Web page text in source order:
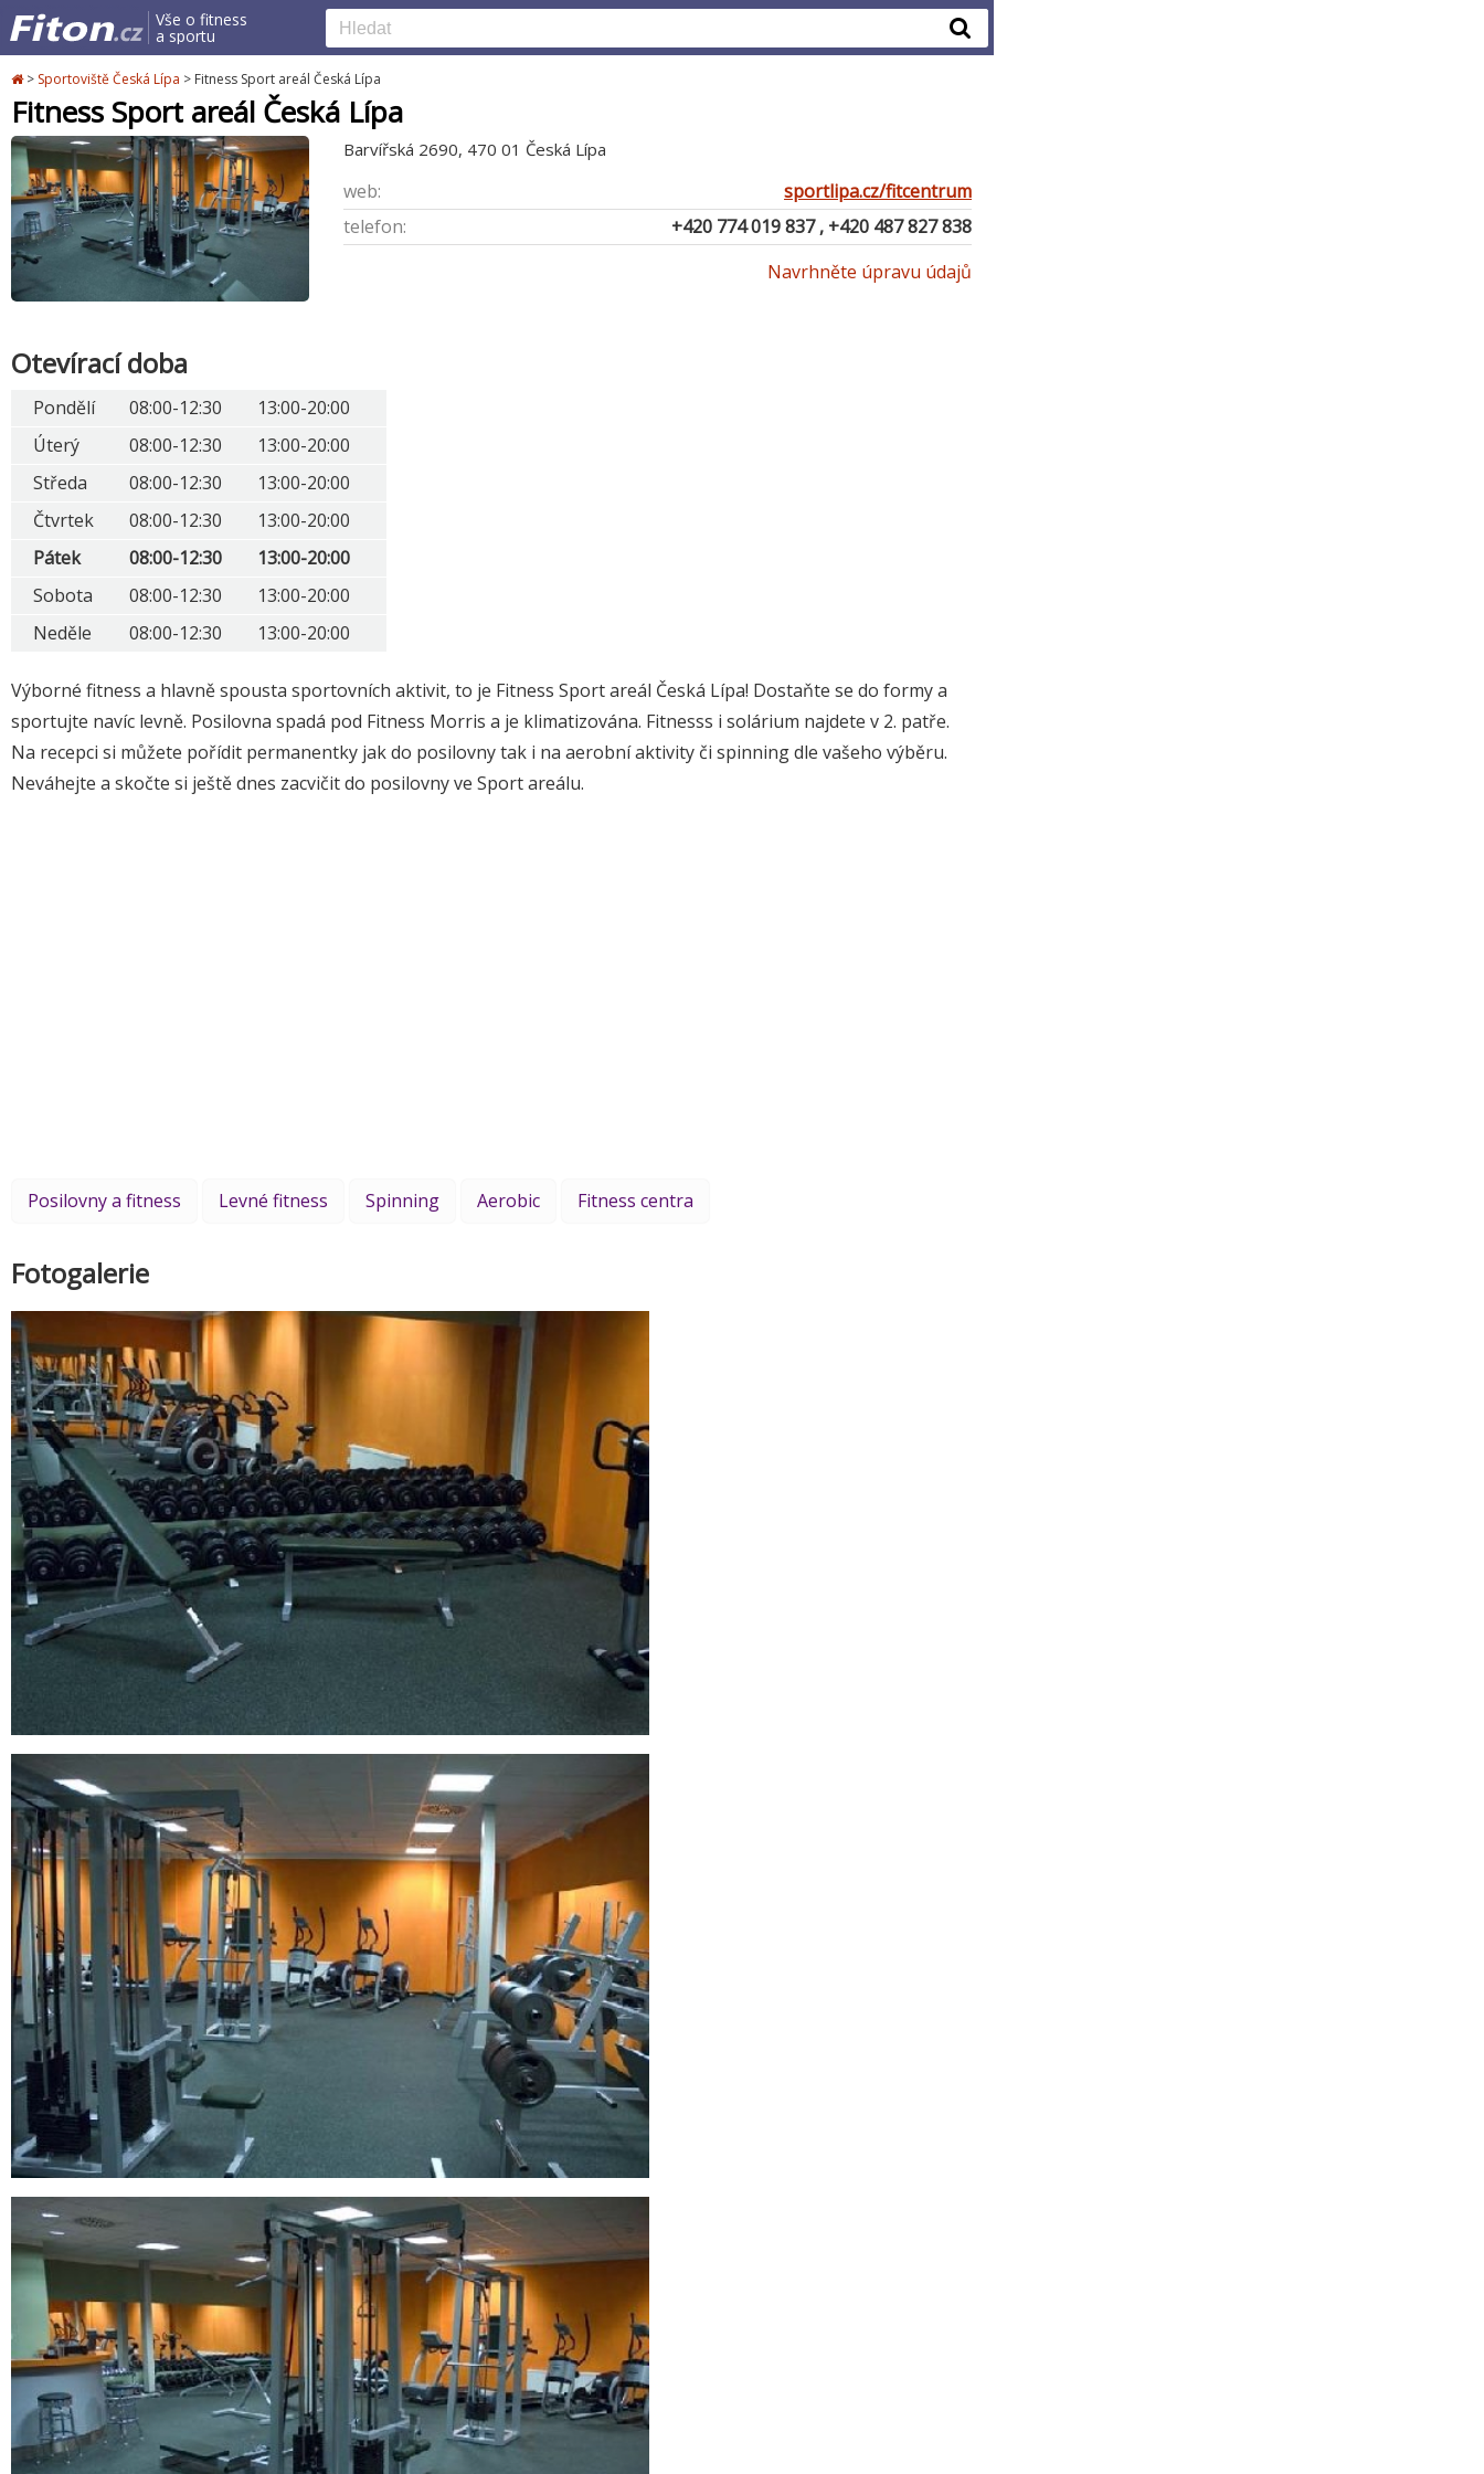
Vše o fitness
a sportu
> Sportoviště Česká Lípa > Fitness Sport areál Česká Lípa
Fitness Sport areál Česká Lípa
Barvířská 2690, 470 01 Česká Lípa
web:
sportlipa.cz/fitcentrum
telefon:
+420 774 019 837 , +420 487 827 838
Navrhněte úpravu údajů
Otevírací doba
Pondělí 08:00-12:30
13:00-20:00
Úterý
08:00-12:30
13:00-20:00
Středa
08:00-12:30
13:00-20:00
Čtvrtek
08:00-12:30
13:00-20:00
Pátek
08:00-12:30
13:00-20:00
Sobota
08:00-12:30
13:00-20:00
Neděle
08:00-12:30 13:00-20:00
Výborné fitness a hlavně spousta sportovních aktivit, to je Fitness Sport areál Česká Lípa! Dostaňte se do formy a
sportujte navíc levně. Posilovna spadá pod Fitness Morris a je klimatizována. Fitnesss i solárium najdete v 2. patře.
Na recepci si můžete pořídit permanentky jak do posilovny tak i na aerobní aktivity či spinning dle vašeho výběru.
Neváhejte a skočte si ještě dnes zacvičit do posilovny ve Sport areálu.
Posilovny a fitness Levné fitness Spinning Aerobic Fitness centra
Fotogalerie